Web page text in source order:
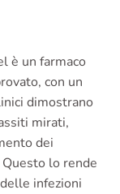
è un farmaco
con un
dimostrano
mirati,
dei
lo rende
infezioni